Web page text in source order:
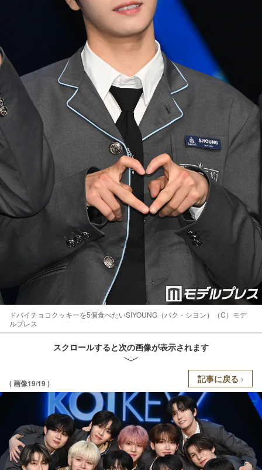
ドバイチョコクッキーを5個食べたいSIYOUNG（パク・シヨン）（C）モデ
ルプレス
スクロールすると次の画像が表示されます
( 画像19/19 ) 記事に戻る